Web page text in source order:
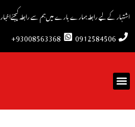
اشتہار کے لیے رابطہہمارے بارے میںہم سے رابطہ کیجئےاخبار
0912584506
93008563368+